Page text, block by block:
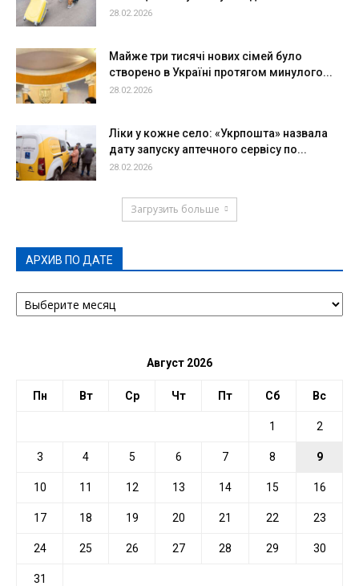
28.02.2026
Майже три тисячі нових сімей було
створено в Україні протягом минулого...
28.02.2026
Ліки у кожне село: «Укрпошта» назвала
дату запуску аптечного сервісу по...
28.02.2026
Загрузить больше
АРХИВ ПО ДАТЕ
АРХИВ
ПО
Август 2026
Пн Вт Ср Чт Пт Сб Вс
1 2
3 4 5 6 7 8 9
10 11 12 13 14 15 16
17 18 19 20 21 22 23
24 25 26 27 28 29 30
31